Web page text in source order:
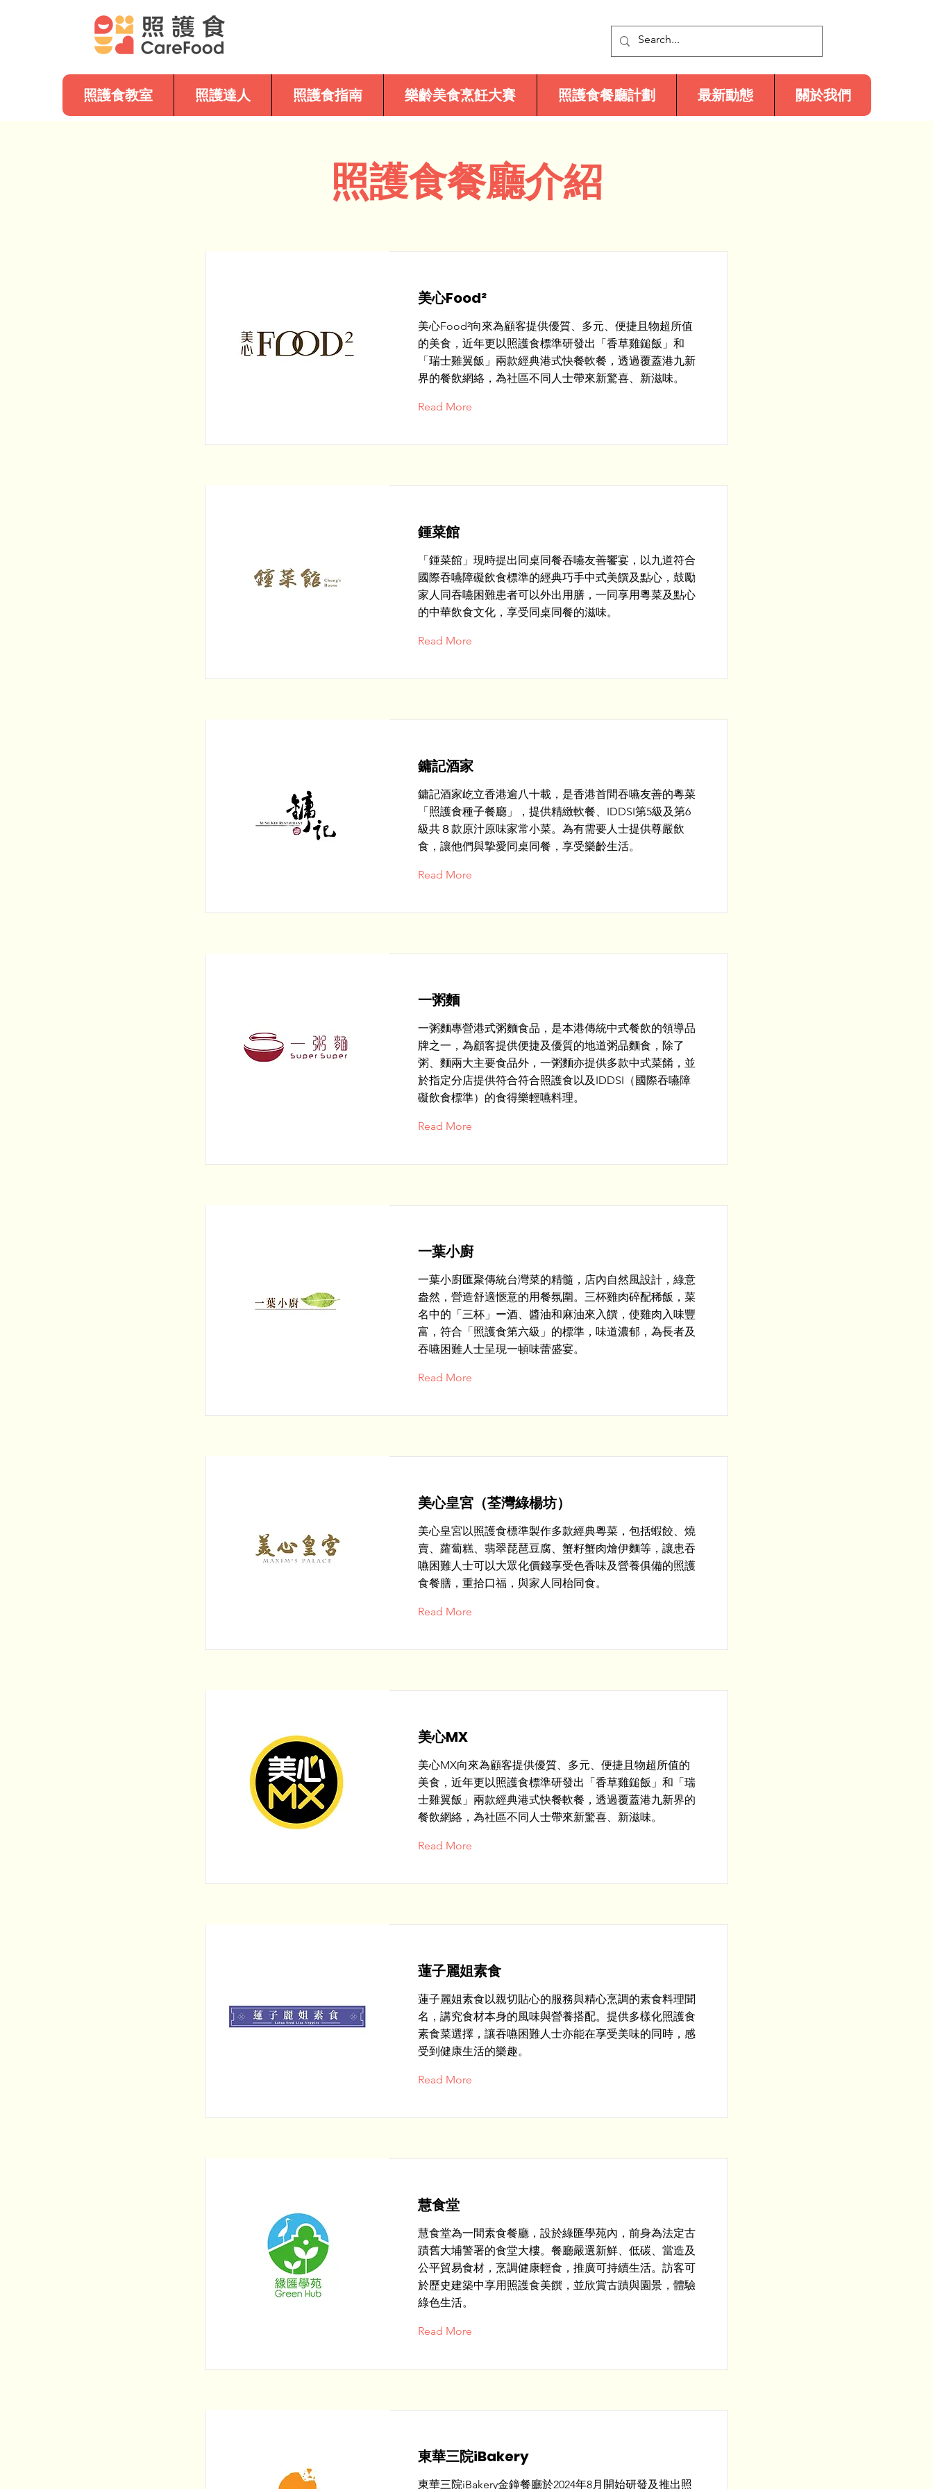
照護食教室 照護達人 照護食指南 樂齡美食烹飪大賽 照護食餐廳計劃 最新動態 關於我們
照護食餐廳介紹
美心Food²
美心Food²向來為顧客提供優質、多元、便捷且物超所值
的美食，近年更以照護食標準研發出「香草雞鎚飯」和
「瑞士雞翼飯」兩款經典港式快餐軟餐，透過覆蓋港九新
界的餐飲網絡，為社區不同人士帶來新驚喜、新滋味。
Read More
鍾菜館
「鍾菜館」現時提出同桌同餐吞嚥友善饗宴，以九道符合
國際吞嚥障礙飲食標準的經典巧手中式美饌及點心，鼓勵
家人同吞嚥困難患者可以外出用膳，一同享用粵菜及點心
的中華飲食文化，享受同桌同餐的滋味。
Read More
鏞記酒家
鏞記酒家屹立香港逾八十載，是香港首間吞嚥友善的粵菜
「照護食種子餐廳」，提供精緻軟餐、IDDSI第5級及第6
級共８款原汁原味家常小菜。為有需要人士提供尊嚴飲
食，讓他們與摯愛同桌同餐，享受樂齡生活。
Read More
一粥麵
一粥麵專營港式粥麵食品，是本港傳統中式餐飲的領導品
牌之一，為顧客提供便捷及優質的地道粥品麵食，除了
粥、麵兩大主要食品外，一粥麵亦提供多款中式菜餚，並
於指定分店提供符合符合照護食以及IDDSI（國際吞嚥障
礙飲食標準）的食得樂輕嚥料理。
Read More
一葉小廚
一葉小廚匯聚傳統台灣菜的精髓，店內自然風設計，綠意
盎然，營造舒適愜意的用餐氛圍。三杯雞肉碎配稀飯，菜
名中的「三杯」ー酒、醬油和麻油來入饌，使雞肉入味豐
富，符合「照護食第六級」的標準，味道濃郁，為長者及
吞嚥困難人士呈現一頓味蕾盛宴。
Read More
美心皇宮（荃灣綠楊坊）
美心皇宮以照護食標準製作多款經典粵菜，包括蝦餃、燒
賣、蘿蔔糕、翡翠琵琶豆腐、蟹籽蟹肉燴伊麵等，讓患吞
嚥困難人士可以大眾化價錢享受色香味及營養俱備的照護
食餐膳，重拾口福，與家人同枱同食。
Read More
美心MX
美心MX向來為顧客提供優質、多元、便捷且物超所值的
美食，近年更以照護食標準研發出「香草雞鎚飯」和「瑞
士雞翼飯」兩款經典港式快餐軟餐，透過覆蓋港九新界的
餐飲網絡，為社區不同人士帶來新驚喜、新滋味。
Read More
蓮子麗姐素食
蓮子麗姐素食以親切貼心的服務與精心烹調的素食料理聞
名，講究食材本身的風味與營養搭配。提供多樣化照護食
素食菜選擇，讓吞嚥困難人士亦能在享受美味的同時，感
受到健康生活的樂趣。
Read More
慧食堂
慧食堂為一間素食餐廳，設於綠匯學苑內，前身為法定古
蹟舊大埔警署的食堂大樓。餐廳嚴選新鮮、低碳、當造及
公平貿易食材，烹調健康輕食，推廣可持續生活。訪客可
於歷史建築中享用照護食美饌，並欣賞古蹟與園景，體驗
綠色生活。
Read More
東華三院iBakery
東華三院iBakery金鐘餐廳於2024年8月開始研發及推出照